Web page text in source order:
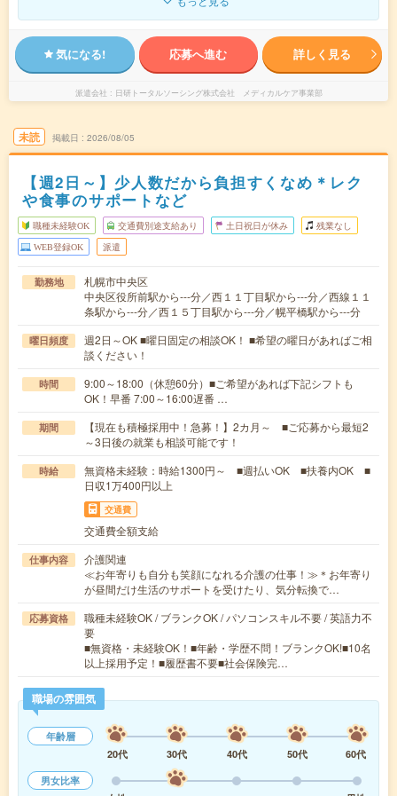
気になる! 応募へ進む 詳しく見る
派遣会社 日研トータルソーシング株式会社 メディカルケア事業部
未読 掲載日 2026/08/05
【週2日～】少人数だから負担すくなめ＊レク
や食事のサポートなど
職種未経験OK 交通費別途支給あり 土日祝日が休み 残業なし
WEB登録OK 派遣
勤務地
札幌市中央区
中央区役所前駅から---分／西１１丁目駅から---分／西線１１
条駅から---分／西１５丁目駅から---分／幌平橋駅から---分
曜日頻度
週2日～OK ■曜日固定の相談OK！ ■希望の曜日があればご相
談ください！
時間
9:00～18:00（休憩60分）■ご希望があれば下記シフトも
OK！早番 7:00～16:00遅番 …
期間
【現在も積極採用中！急募！】2カ月～ ■ご応募から最短2
～3日後の就業も相談可能です！
時給
無資格未経験：時給1300円～ ■週払いOK ■扶養内OK ■
日収1万400円以上
交通費
交通費全額支給
仕事内容
介護関連
≪お年寄りも自分も笑顔になれる介護の仕事！≫＊お年寄り
が昼間だけ生活のサポートを受けたり、気分転換で…
応募資格
職種未経験OK / ブランクOK / パソコンスキル不要 / 英語力不
要
■無資格・未経験OK！■年齢・学歴不問！ブランクOK!■10名
以上採用予定！■履歴書不要■社会保険完…
職場の雰囲気
年齢層
20代
30代 40代 50代
60代
男女比率